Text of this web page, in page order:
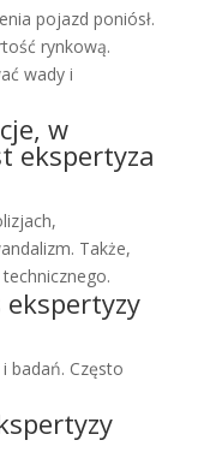
pojazd poniósł.
rynkową.
wady i
w
ekspertyza
Także,
ekspertyzy
badań. Często